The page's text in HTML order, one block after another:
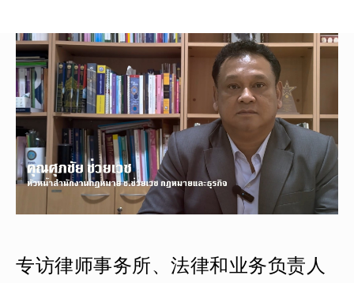
专访律师事务所、法律和业务负责人